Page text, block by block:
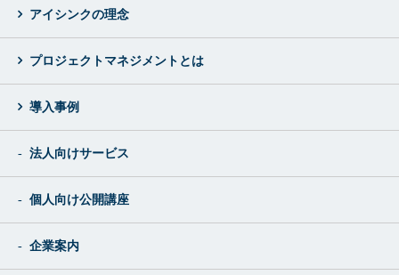
アイシンクの理念
プロジェクトマネジメントとは
導入事例
法人向けサービス
個人向け公開講座
企業案内